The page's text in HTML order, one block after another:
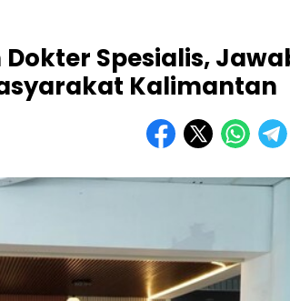
Spesialis,
Kalimantan